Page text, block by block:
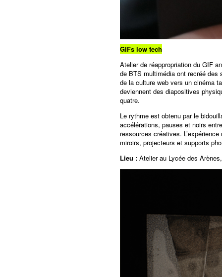
GIFs low tech
Atelier de réappropriation du GIF
de BTS multimédia ont recréé
de la culture web vers un cinéma
deviennent des diapositives
quatre.
Le rythme est obtenu par le
accélérations, pauses et noirs
ressources créatives.
miroirs, projecteurs et supports
Lieu : Atelier au Lycée des